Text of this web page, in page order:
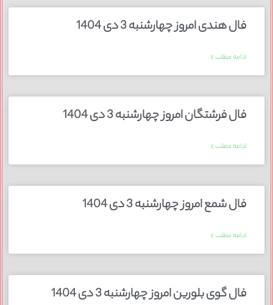
فال هندی امروز چهارشنبه 3 دی 1404
ادامه مطلب »
فال فرشتگان امروز چهارشنبه 3 دی 1404
ادامه مطلب »
فال شمع امروز چهارشنبه 3 دی 1404
ادامه مطلب »
فال گوی بلورین امروز چهارشنبه 3 دی 1404